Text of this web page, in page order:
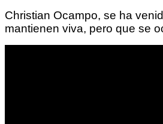
Christian Ocampo, se ha
mantienen viva, pero que se